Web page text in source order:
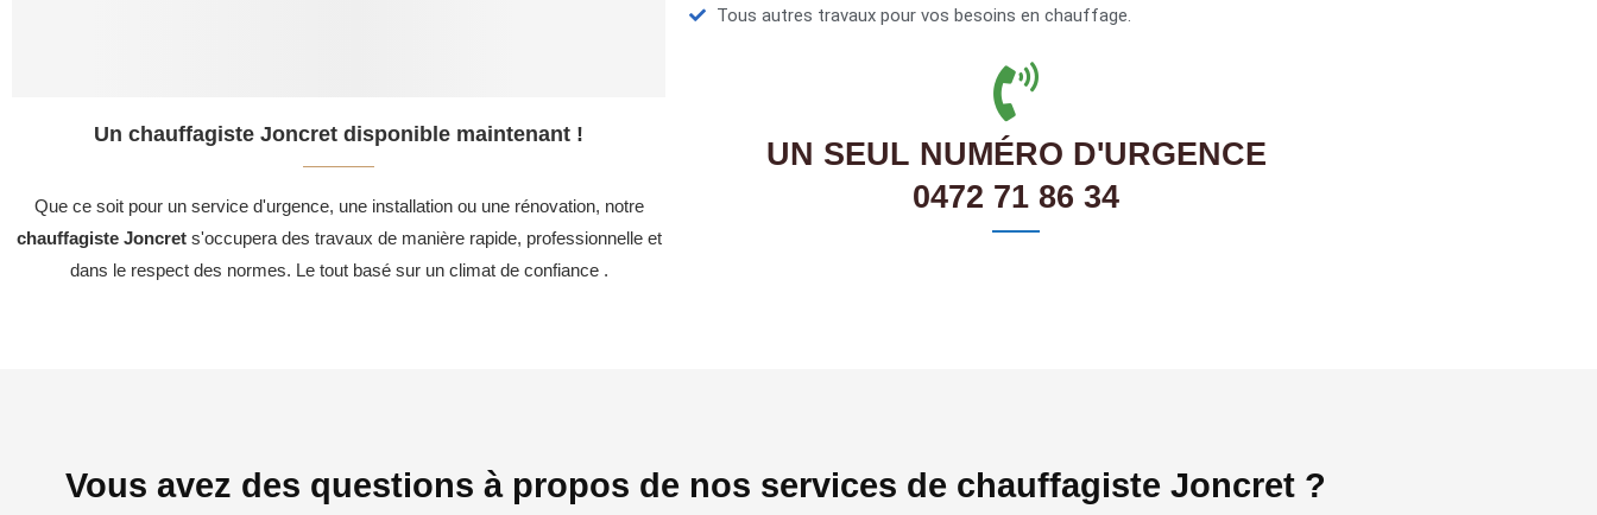
Un chauffagiste Joncret disponible maintenant !
Que ce soit pour un service d'urgence, une installation ou une rénovation, notre
chauffagiste Joncrets'occupera des travaux de manière rapide, professionnelle et
dans le respect des normes. Le tout basé sur un climat de confiance .
Tous autres travaux pour vos besoins en chauffage.
UN SEUL NUMÉRO D'URGENCE
0472 71 86 34
Vous avez des questions à propos de nos services de chauffagiste Joncret ?